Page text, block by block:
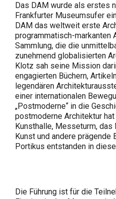
Das DAM wurde als erstes
Frankfurter Museumsufer
DAM das weltweit erste
programmatisch-markanten
Sammlung, die die
zunehmend globalisierten
Klotz sah seine Mission
engagierten Büchern,
legendären
einer internationalen
„Postmoderne“ in die
postmoderne Architektur
Kunsthalle, Messeturm,
Kunst und andere prägende
Portikus entstanden in
Die Führung ist für die